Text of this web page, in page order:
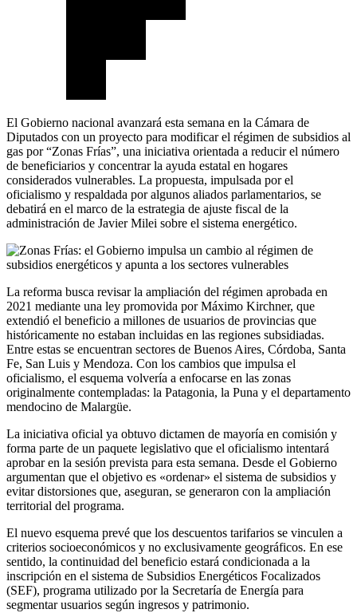
El Gobierno nacional avanzará esta semana en la Cámara de
Diputados con un proyecto para modificar el régimen de subsidios al
gas por “Zonas Frías”, una iniciativa orientada a reducir el número
de beneficiarios y concentrar la ayuda estatal en hogares
considerados vulnerables. La propuesta, impulsada por el
oficialismo y respaldada por algunos aliados parlamentarios, se
debatirá en el marco de la estrategia de ajuste fiscal de la
administración de Javier Milei sobre el sistema energético.
La reforma busca revisar la ampliación del régimen aprobada en
2021 mediante una ley promovida por Máximo Kirchner, que
extendió el beneficio a millones de usuarios de provincias que
históricamente no estaban incluidas en las regiones subsidiadas.
Entre estas se encuentran sectores de Buenos Aires, Córdoba, Santa
Fe, San Luis y Mendoza. Con los cambios que impulsa el
oficialismo, el esquema volvería a enfocarse en las zonas
originalmente contempladas: la Patagonia, la Puna y el departamento
mendocino de Malargüe.
La iniciativa oficial ya obtuvo dictamen de mayoría en comisión y
forma parte de un paquete legislativo que el oficialismo intentará
aprobar en la sesión prevista para esta semana. Desde el Gobierno
argumentan que el objetivo es «ordenar» el sistema de subsidios y
evitar distorsiones que, aseguran, se generaron con la ampliación
territorial del programa.
El nuevo esquema prevé que los descuentos tarifarios se vinculen a
criterios socioeconómicos y no exclusivamente geográficos. En ese
sentido, la continuidad del beneficio estará condicionada a la
inscripción en el sistema de Subsidios Energéticos Focalizados
(SEF), programa utilizado por la Secretaría de Energía para
segmentar usuarios según ingresos y patrimonio.